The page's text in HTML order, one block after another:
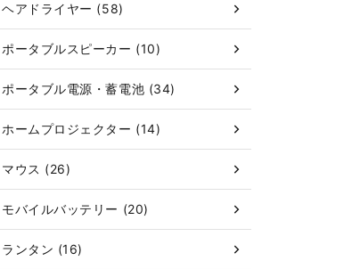
ヘアドライヤー (58)
ポータブルスピーカー (10)
ポータブル電源・蓄電池 (34)
ホームプロジェクター (14)
マウス (26)
モバイルバッテリー (20)
ランタン (16)